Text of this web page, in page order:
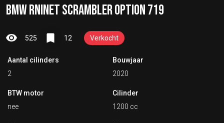
BMW RNINET SCRAMBLER OPTION 719
525 12 Verkocht
Aantal cilinders
2
Bouwjaar
2020
BTW motor
nee
Cilinder
1200 cc